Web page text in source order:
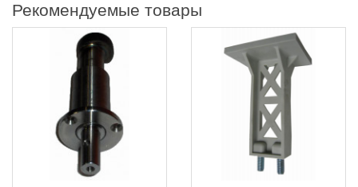
Рекомендуемые товары